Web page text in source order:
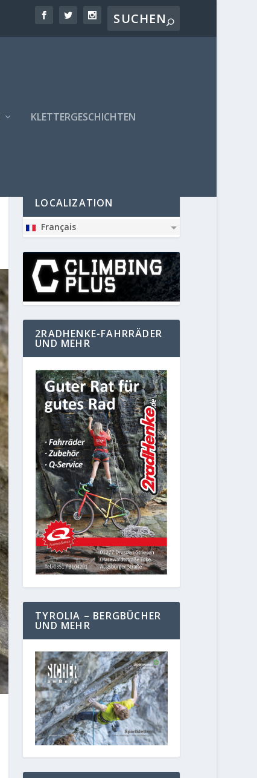
KLETTERGESCHICHTEN
LOCALIZATION
Français
2RADHENKE-FAHRRÄDER
UND MEHR
TYROLIA – BERGBÜCHER
UND MEHR